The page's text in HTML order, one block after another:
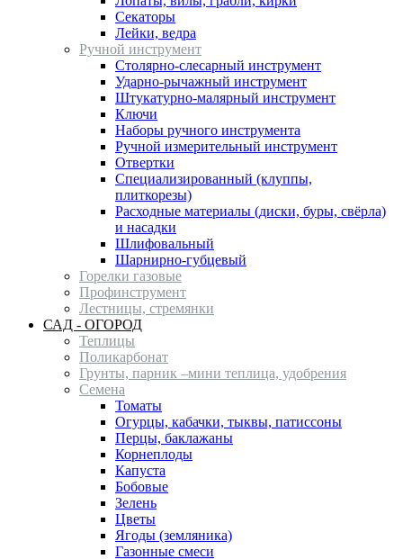
Секаторы
Лейки, ведра
Ручной инструмент
Столярно-слесарный инструмент
Ударно-рычажный инструмент
Штукатурно-малярный инструмент
Ключи
Наборы ручного инструмента
Ручной измерительный инструмент
Отвертки
Специализированный (клуппы,
плиткорезы)
Расходные материалы (диски, буры, свёрла)
и насадки
Шлифовальный
Шарнирно-губцевый
Горелки газовые
Профинструмент
Лестницы, стремянки
САД - ОГОРОД
Теплицы
Поликарбонат
Грунты, парник –мини теплица, удобрения
Семена
Томаты
Огурцы, кабачки, тыквы, патиссоны
Перцы, баклажаны
Корнеплоды
Капуста
Бобовые
Зелень
Цветы
Ягоды (земляника)
Газонные смеси